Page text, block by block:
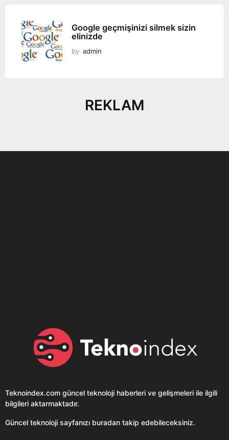
Google geçmişinizi silmek sizin
elinizde
by admin
REKLAM
Teknoindex.com güncel teknoloji haberleri ve gelişmeleri ile ilgili
bilgileri aktarmaktadır.
Güncel teknoloji sayfanızı buradan takip edebileceksiniz.